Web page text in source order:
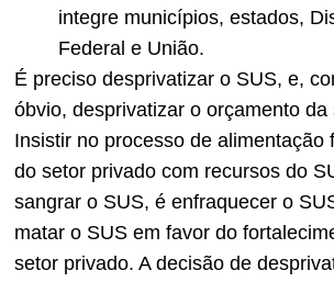
integre municípios, estados,
Federal e União.
É preciso desprivatizar o SUS, e,
óbvio, desprivatizar o orçamento da
Insistir no processo de alimentação
do setor privado com recursos do
sangrar o SUS, é enfraquecer o
matar o SUS em favor do
setor privado. A decisão de